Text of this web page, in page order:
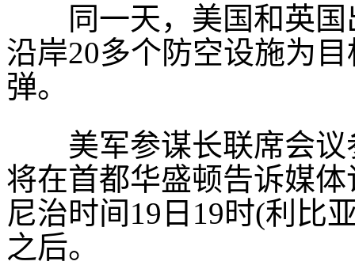
同一天，美国和英国
沿岸20多个防空设施为
弹。
美军参谋长联席会议
将在首都华盛顿告诉媒
尼治时间19日19时(利比
之后。